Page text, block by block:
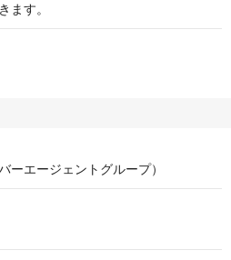
ます。
ーエージェントグループ）